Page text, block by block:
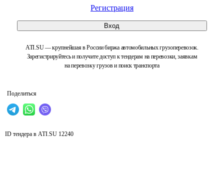
Регистрация
Вход
ATI.SU — крупнейшая в России биржа автомобильных грузоперевозок.
Зарегистрируйтесь и получите доступ к тендерам на перевозки, заявкам
на перевозку грузов и поиск транспорта
Поделиться
ID тендера в ATI.SU 12240